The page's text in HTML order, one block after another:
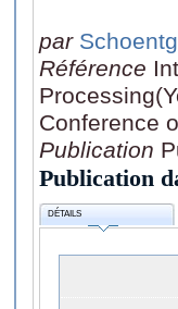
par
Référence
Conference
Publication
Publication
DÉTAILS